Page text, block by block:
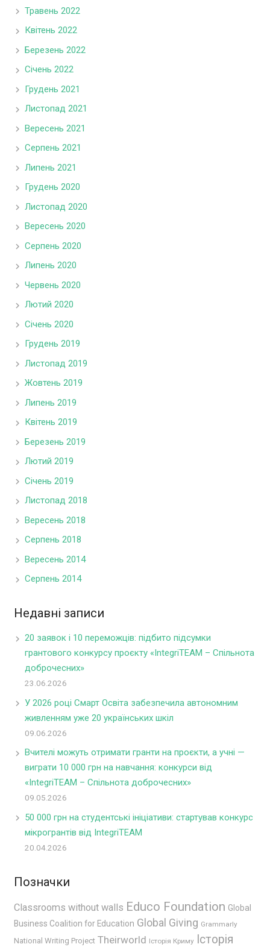
Травень 2022
Квітень 2022
Березень 2022
Січень 2022
Грудень 2021
Листопад 2021
Вересень 2021
Серпень 2021
Липень 2021
Грудень 2020
Листопад 2020
Вересень 2020
Серпень 2020
Липень 2020
Червень 2020
Лютий 2020
Січень 2020
Грудень 2019
Листопад 2019
Жовтень 2019
Липень 2019
Квітень 2019
Березень 2019
Лютий 2019
Січень 2019
Листопад 2018
Вересень 2018
Серпень 2018
Вересень 2014
Серпень 2014
Недавні записи
20 заявок і 10 переможців: підбито підсумки
грантового конкурсу проєкту «IntegriTEAM – Спільнота
доброчесних»
23.06.2026
У 2026 році Смарт Освіта забезпечила автономним
живленням уже 20 українських шкіл
09.06.2026
Вчителі можуть отримати гранти на проєкти, а учні —
виграти 10 000 грн на навчання: конкурси від
«IntegriTEAM – Спільнота доброчесних»
09.05.2026
50 000 грн на студентські ініціативи: стартував конкурс
мікрогрантів від IntegriTEAM
20.04.2026
Позначки
Classrooms without walls Educo Foundation Global
Business Coalition for Education Global Giving Grammarly
National Writing Project Theirworld Історія Криму Історія